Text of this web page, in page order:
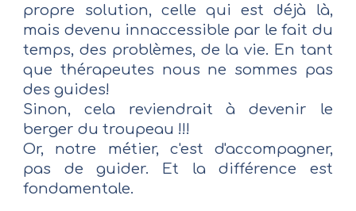
propre solution, celle qui est déjà là,
mais devenu innaccessible par le fait du
temps, des problèmes, de la vie. En tant
que thérapeutes nous ne sommes pas
des guides!
Sinon, cela reviendrait à devenir le
berger du troupeau !!!
Or, notre métier, c'est d'accompagner,
pas de guider. Et la différence est
fondamentale.